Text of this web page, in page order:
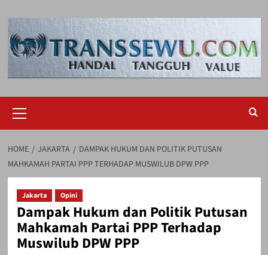
to
content
Menu
HOME JAKARTA
DAMPAK HUKUM DAN POLITIK PUTUSAN
MAHKAMAH PARTAI PPP TERHADAP MUSWILUB DPW PPP
Jakarta Opini
Dampak Hukum dan Politik Putusan
Mahkamah Partai PPP Terhadap
Muswilub DPW PPP